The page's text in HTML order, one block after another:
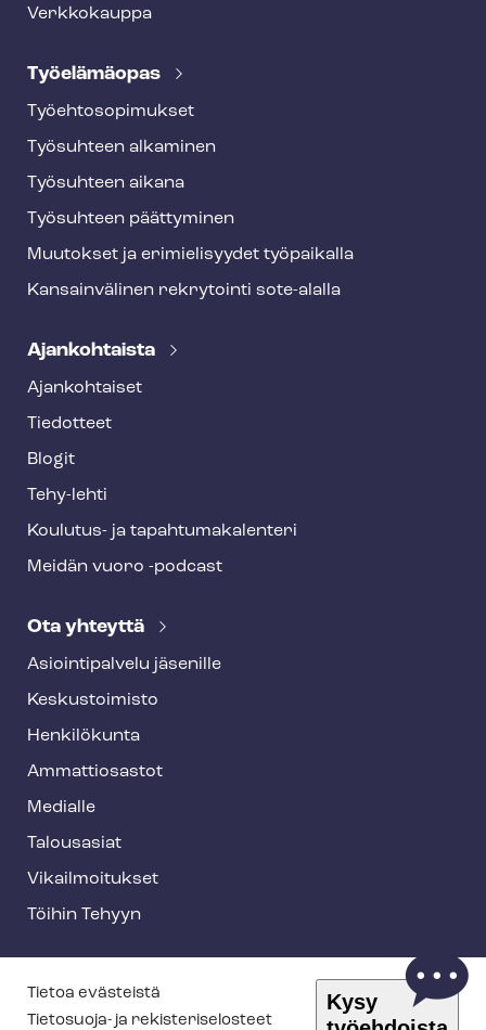
Verkkokauppa
Työelämäopas
Työ­eh­to­so­pi­muk­set
Työsuhteen alkaminen
Työsuhteen aikana
Työsuhteen päättyminen
Muutokset ja erimielisyydet työpaikalla
Kansainvälinen rekrytointi sote-alalla
Ajankohtaista
Ajankohtaiset
Tiedotteet
Blogit
Tehy-lehti
Koulutus- ja ta­pah­tu­ma­ka­len­te­ri
Meidän vuoro -podcast
Ota yhteyttä
Asioin­ti­pal­ve­lu jäsenille
Keskustoimisto
Henkilökunta
Ammattiosastot
Medialle
Talousasiat
Vi­kail­moi­tuk­set
Töihin Tehyyn
T
e
Tietoa evästeistä
Tietosuoja- ja re­kis­te­ri­se­los­teet
Kysy